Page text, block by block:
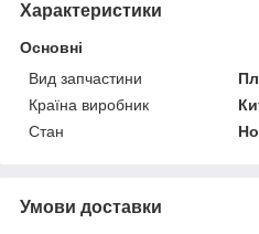
Характеристики
Основні
Вид запчастини
Країна виробник
Стан
Умови доставки